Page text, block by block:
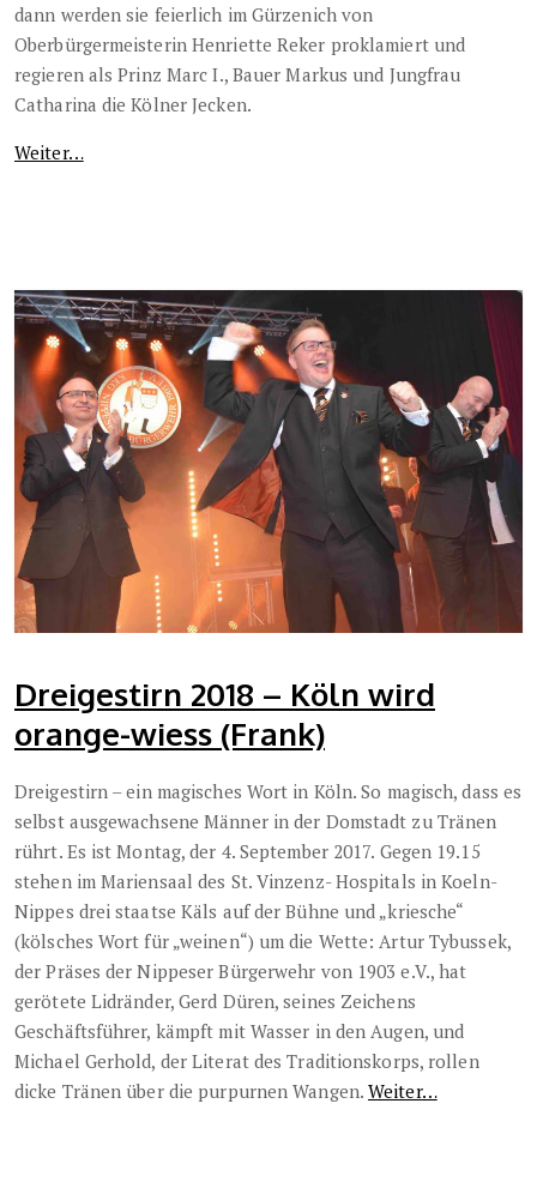
dann werden sie feierlich im Gürzenich von
Oberbürgermeisterin Henriette Reker proklamiert und
regieren als Prinz Marc I., Bauer Markus und Jungfrau
Catharina die Kölner Jecken.
Weiter…
Dreigestirn 2018 – Köln wird
orange-wiess (Frank)
Dreigestirn – ein magisches Wort in Köln. So magisch, dass es
selbst ausgewachsene Männer in der Domstadt zu Tränen
rührt. Es ist Montag, der 4. September 2017. Gegen 19.15
stehen im Mariensaal des St. Vinzenz- Hospitals in Koeln-
Nippes drei staatse Käls auf der Bühne und „kriesche“
(kölsches Wort für „weinen“) um die Wette: Artur Tybussek,
der Präses der Nippeser Bürgerwehr von 1903 e.V., hat
gerötete Lidränder, Gerd Düren, seines Zeichens
Geschäftsführer, kämpft mit Wasser in den Augen, und
Michael Gerhold, der Literat des Traditionskorps, rollen
dicke Tränen über die purpurnen Wangen.Weiter…